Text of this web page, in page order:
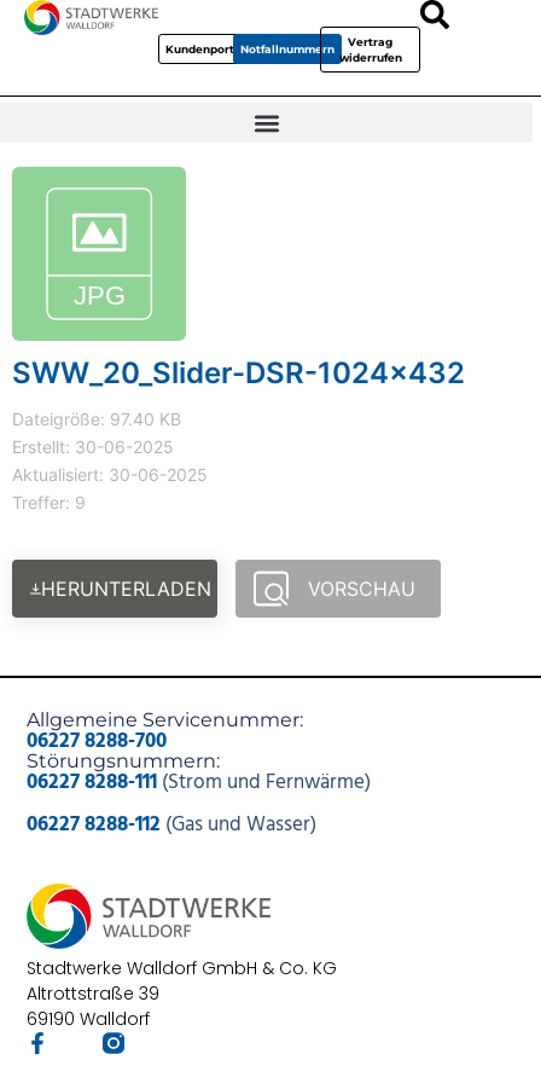
KundenportalNotfallnummern
Vertrag
widerrufen
SWW_20_Slider-DSR-1024x432
Dateigröße: 97.40 KB
Erstellt: 30-06-2025
Aktualisiert: 30-06-2025
Treffer: 9
HERUNTERLADEN VORSCHAU
Stadtwerke Walldorf GmbH & Co. KG
Altrottstraße 39
69190 Walldorf
Allgemeine Servicenummer:
06227 8288-700
Störungsnummern:
06227 8288-111(Strom und Fernwärme)
06227 8288-112 (Gas und Wasser)